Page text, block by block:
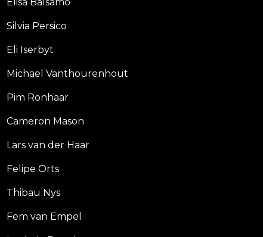
Silvia Persico
Eli Iserbyt
Michael Vanthourenhout
Pim Ronhaar
Cameron Mason
Lars van der Haar
Felipe Orts
Thibau Nys
Fem van Empel